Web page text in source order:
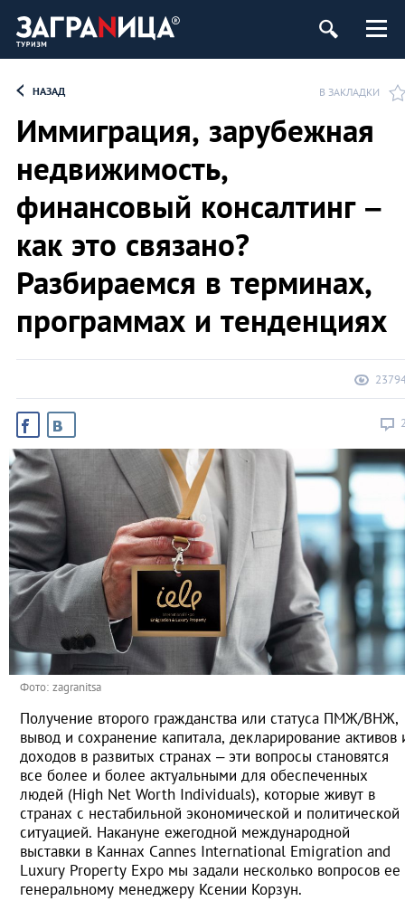
НАЗАД В ЗАКЛАДКИ
Иммиграция, зарубежная
недвижимость,
финансовый консалтинг –
как это связано?
Разбираемся в терминах,
программах и тенденциях
Фото: zagranitsa
Получение второго гражданства или статуса ПМЖ/ВНЖ,
вывод и сохранение капитала, декларирование активов
доходов в развитых странах – эти вопросы становятся
все более и более актуальными для обеспеченных
людей (High Net Worth Individuals), которые живут в
странах с нестабильной экономической и политической
ситуацией. Накануне ежегодной международной
выставки в Каннах Cannes International Emigration and
Luxury Property Expo мы задали несколько вопросов ее
генеральному менеджеру Ксении Корзун.